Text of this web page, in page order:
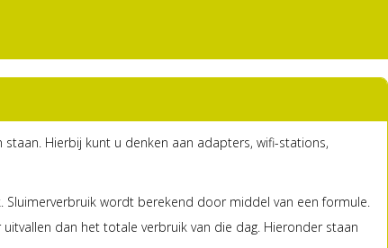
Hierbij kunt u denken aan adapters, wifi-stations,
wordt berekend door middel van een formule.
dan het totale verbruik van die dag. Hieronder staan